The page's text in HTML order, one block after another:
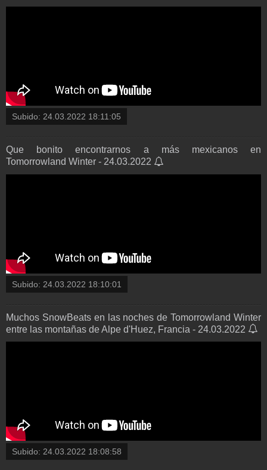
Subido: 24.03.2022 18:11:05
Que bonito encontrarnos a más mexicanos en
Tomorrowland Winter - 24.03.2022
Subido: 24.03.2022 18:10:01
Muchos SnowBeats en las noches de Tomorrowland Winter
entre las montañas de Alpe d'Huez, Francia - 24.03.2022
Subido: 24.03.2022 18:08:58